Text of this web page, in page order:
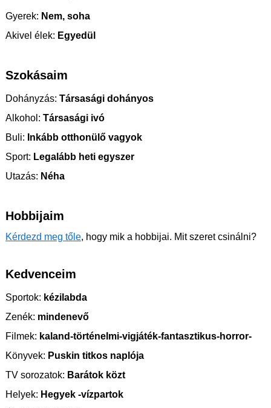
Gyerek: Nem, soha
Akivel élek: Egyedül
Szokásaim
Dohányzás: Társasági dohányos
Alkohol: Társasági ivó
Buli: Inkább otthonülő vagyok
Sport: Legalább heti egyszer
Utazás: Néha
Hobbijaim
Kérdezd meg tőle, hogy mik a hobbijai. Mit szeret csinálni?
Kedvenceim
Sportok: kézilabda
Zenék: mindenevő
Filmek: kaland-történelmi-vigjáték-fantasztikus-horror-
Könyvek: Puskin titkos naplója
TV sorozatok: Barátok közt
Helyek: Hegyek -vízpartok